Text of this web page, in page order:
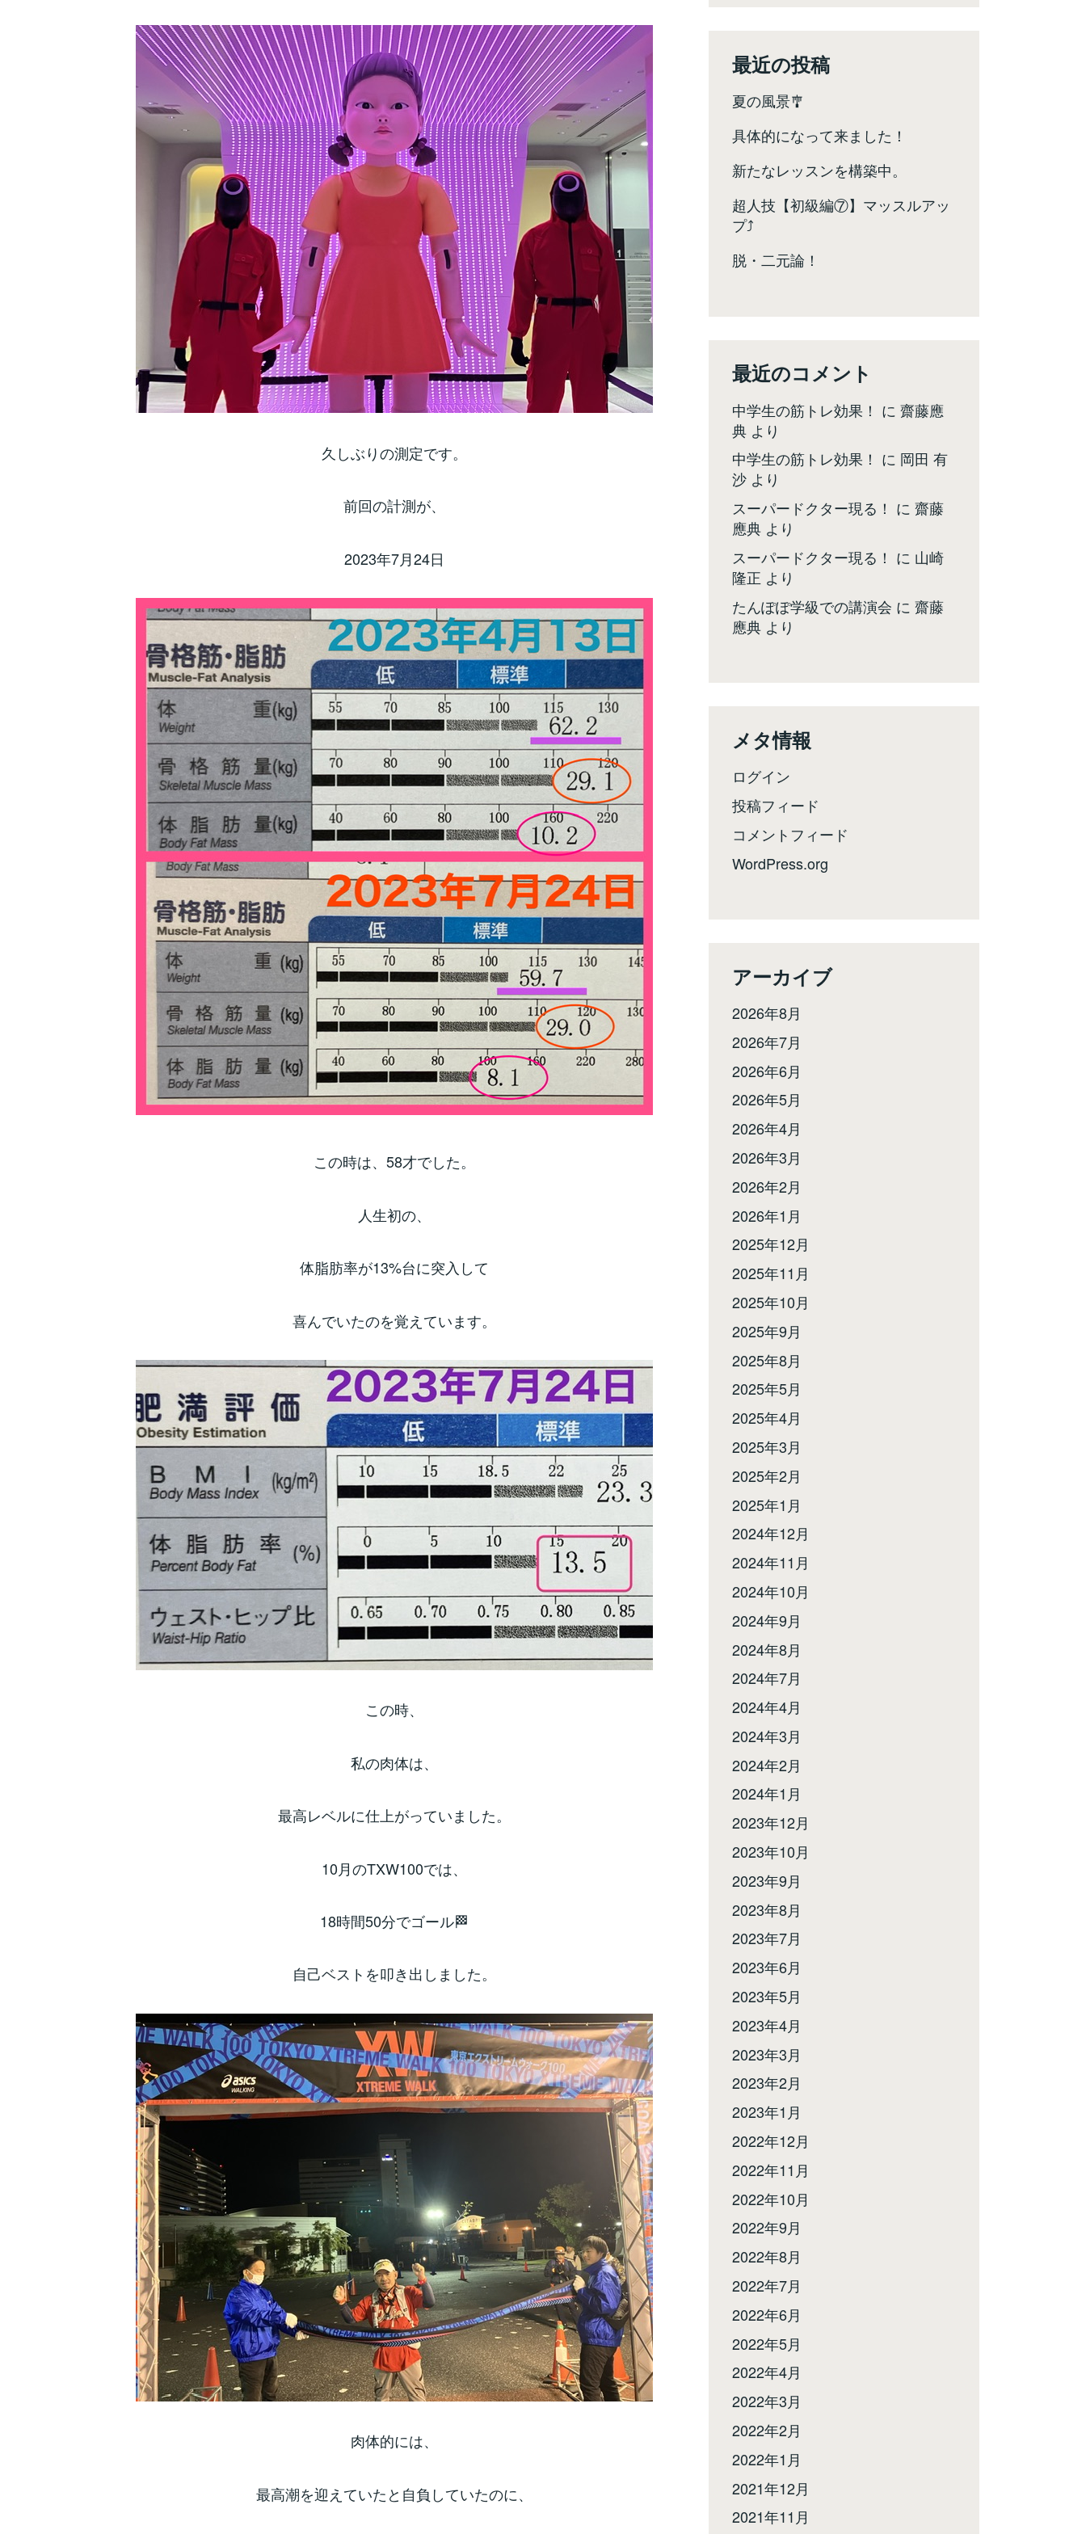
久しぶりの測定です。
前回の計測が、
2023年7月24日
この時は、58才でした。
人生初の、
体脂肪率が13%台に突入して
喜んでいたのを覚えています。
この時、
私の肉体は、
最高レベルに仕上がっていました。
10月のTXW100では、
18時間50分でゴール🏁
自己ベストを叩き出しました。
肉体的には、
最高潮を迎えていたと自負していたのに、
最近の投稿
夏の風景🎐
具体的になって来ました！
新たなレッスンを構築中。
超人技【初級編⑦】マッスルアッ
プ⤴️
脱・二元論！
最近のコメント
中学生の筋トレ効果！ に 齋藤應
典 より
中学生の筋トレ効果！ に 岡田 有
沙 より
スーパードクター現る！ に 齋藤
應典 より
スーパードクター現る！ に 山崎
隆正 より
たんぽぽ学級での講演会 に 齋藤
應典 より
メタ情報
ログイン
投稿フィード
コメントフィード
WordPress.org
アーカイブ
2026年8月
2026年7月
2026年6月
2026年5月
2026年4月
2026年3月
2026年2月
2026年1月
2025年12月
2025年11月
2025年10月
2025年9月
2025年8月
2025年5月
2025年4月
2025年3月
2025年2月
2025年1月
2024年12月
2024年11月
2024年10月
2024年9月
2024年8月
2024年7月
2024年4月
2024年3月
2024年2月
2024年1月
2023年12月
2023年10月
2023年9月
2023年8月
2023年7月
2023年6月
2023年5月
2023年4月
2023年3月
2023年2月
2023年1月
2022年12月
2022年11月
2022年10月
2022年9月
2022年8月
2022年7月
2022年6月
2022年5月
2022年4月
2022年3月
2022年2月
2022年1月
2021年12月
2021年11月